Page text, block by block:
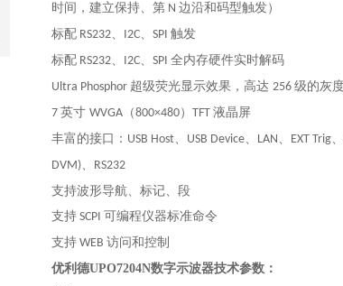
时间，建立保持、第 N 边沿和码型触发）
标配RS232、 I2C、 SPI 触发
标配RS232、 I2C、 SPI 全内存硬件实时解码
Ultra Phosphor 超级荧光显示效果，高达 256 级的灰
7 英寸 WVGA（800×480） TFT 液晶屏
丰富的接口： USB Host、 USB Device、 LAN、 EXT Trig、
DVM)、 RS232
支持波形导航、标记、段
支持SCPI 可编程仪器标准命令
支持WEB 访问和控制
优利德UPO7204N数字示波器技术参数：